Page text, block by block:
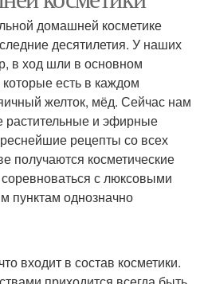
домашней косметике
десятилетия. У наших
в ход шли в основном
есть в каждом
желток, мёд. Сейчас нам
растительные и эфирные
рецепты со всех
получаются косметические
с люксовыми
пунктам однозначно
входит в состав косметики.